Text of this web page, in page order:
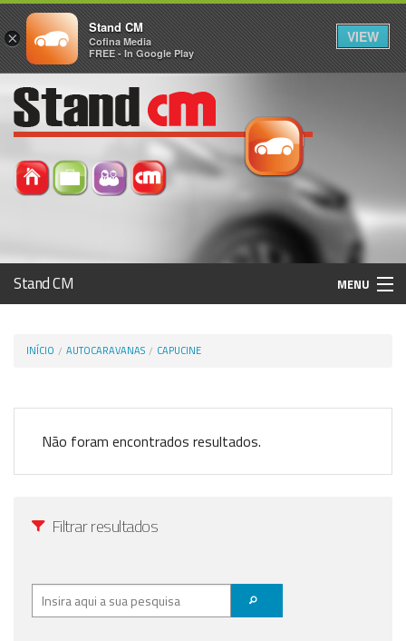
Stand CM MENU
Registo / Login
Anunciar Agora
INÍCIO AUTOCARAVANAS CAPUCINE
Não foram encontrados resultados.
Filtrar resultados
×
Stand CM
Cofina Media
FREE - In Google Play
VIEW